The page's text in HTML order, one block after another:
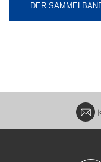
DER